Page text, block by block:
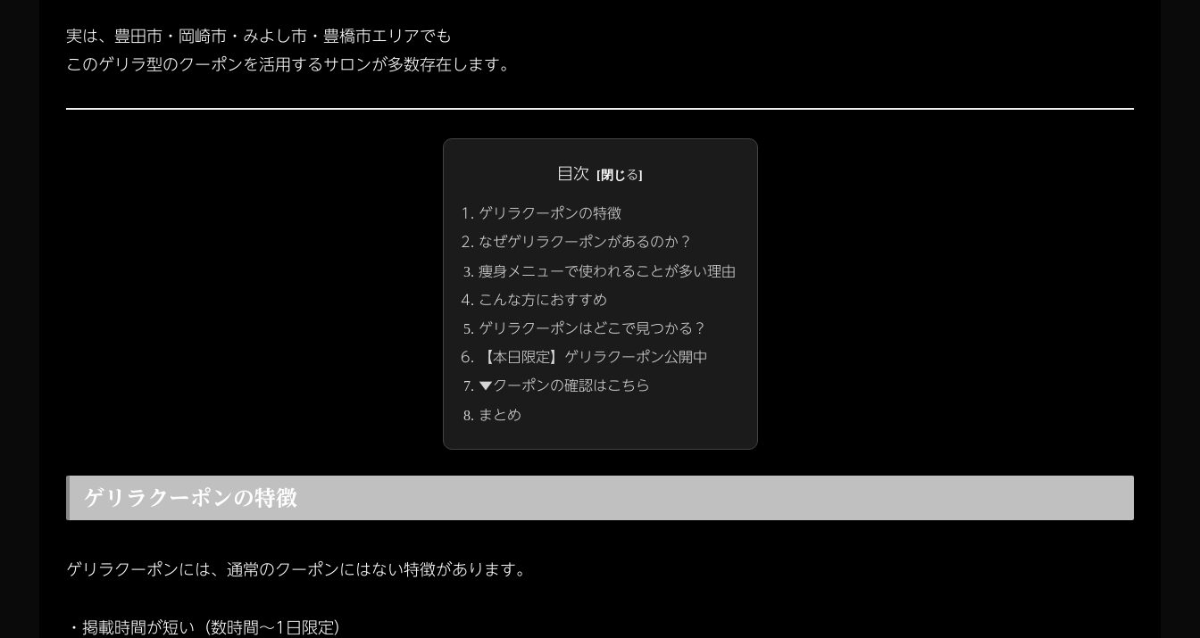
実は、豊田市・岡崎市・みよし市・豊橋市エリアでも
このゲリラ型のクーポンを活用するサロンが多数存在します。
目次
ゲリラクーポンの特徴
なぜゲリラクーポンがあるのか？
痩身メニューで使われることが多い理由
こんな方におすすめ
ゲリラクーポンはどこで見つかる？
【本日限定】ゲリラクーポン公開中
▼クーポンの確認はこちら
まとめ
ゲリラクーポンの特徴
ゲリラクーポンには、通常のクーポンにはない特徴があります。
・掲載時間が短い（数時間〜1日限定）